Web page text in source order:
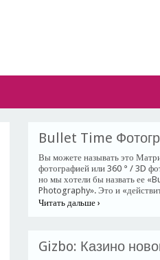
​Bullet Time
Вы можете называть это
фотографией или 360 ° / 3D
но мы хотели бы назвать ее
Photography». Это и
Читать дальше ›
​Gizbo: Казино